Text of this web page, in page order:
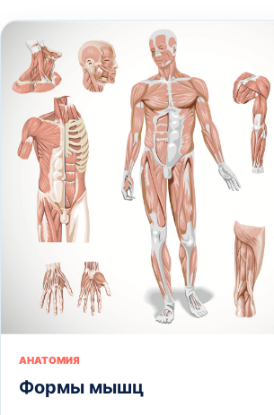
АНАТОМИЯ
Формы мышц